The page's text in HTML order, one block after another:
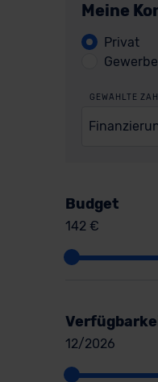
Meine
Privat
Gewerbe
GEWÄHLTE
Budget
142 €
12/2026